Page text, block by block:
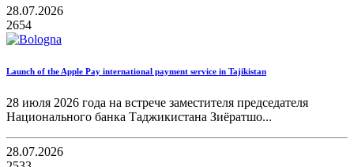
28.07.2026
2654
Launch of the Apple Pay international payment service in Tajikistan
28 июля 2026 года на встрече заместителя председателя
Национального банка Таджикистана Зиёратшо...
28.07.2026